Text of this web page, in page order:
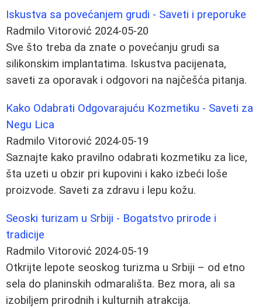
Iskustva sa povećanjem grudi - Saveti i preporuke
Radmilo Vitorović 2024-05-20
Sve što treba da znate o povećanju grudi sa
silikonskim implantatima. Iskustva pacijenata,
saveti za oporavak i odgovori na najčešća pitanja.
Kako Odabrati Odgovarajuću Kozmetiku - Saveti za
Negu Lica
Radmilo Vitorović 2024-05-19
Saznajte kako pravilno odabrati kozmetiku za lice,
šta uzeti u obzir pri kupovini i kako izbeći loše
proizvode. Saveti za zdravu i lepu kožu.
Seoski turizam u Srbiji - Bogatstvo prirode i
tradicije
Radmilo Vitorović 2024-05-19
Otkrijte lepote seoskog turizma u Srbiji – od etno
sela do planinskih odmarališta. Bez mora, ali sa
izobiljem prirodnih i kulturnih atrakcija.